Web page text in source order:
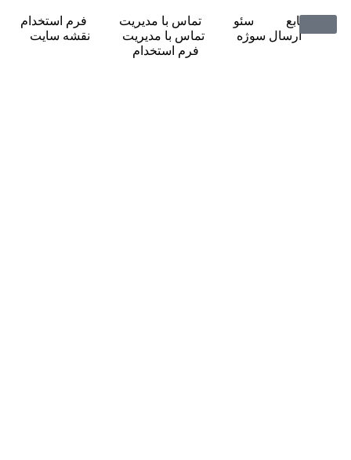
منابع سئو تماس با مدیریت
فرم استخدام
ارسال سوژه
تماس با مدیریت
نقشه سایت
فرم استخدام